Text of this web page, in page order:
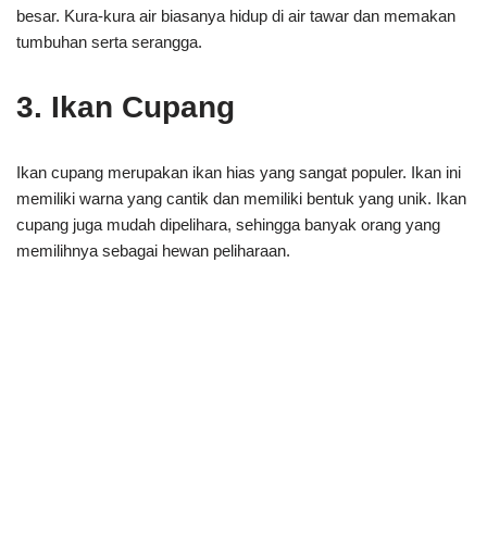
besar. Kura-kura air biasanya hidup di air tawar dan memakan
tumbuhan serta serangga.
3. Ikan Cupang
Ikan cupang merupakan ikan hias yang sangat populer. Ikan ini
memiliki warna yang cantik dan memiliki bentuk yang unik. Ikan
cupang juga mudah dipelihara, sehingga banyak orang yang
memilihnya sebagai hewan peliharaan.